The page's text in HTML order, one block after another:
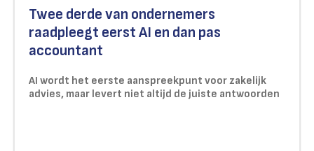
Twee derde van ondernemers
raadpleegt eerst AI en dan pas
accountant
AI wordt het eerste aanspreekpunt voor zakelijk
advies, maar levert niet altijd de juiste antwoorden